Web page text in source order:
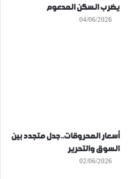
يضرب السكن المدعوم
04/06/2026
أسعار المحروقات..جدل متجدد بين
السوق والتحرير
02/06/2026